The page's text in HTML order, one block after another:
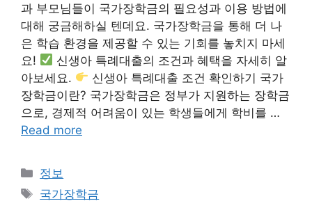
과 부모님들이 국가장학금의 필요성과 이용 방법에
대해 궁금해하실 텐데요. 국가장학금을 통해 더 나
은 학습 환경을 제공할 수 있는 기회를 놓치지 마세
요!
신생아 특례대출의 조건과 혜택을 자세히 알
아보세요.
신생아 특례대출 조건 확인하기 국가
장학금이란? 국가장학금은 정부가 지원하는 장학금
으로, 경제적 어려움이 있는 학생들에게 학비를 …
Read more
카
테
고
정보
태
국가장학금